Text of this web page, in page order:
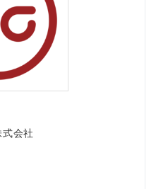
会社